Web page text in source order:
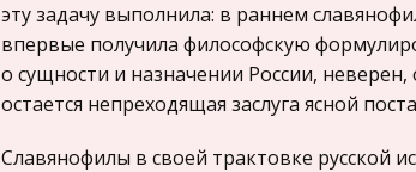
эту задачу выполнила: в раннем
впервые получила философскую
о сущности и назначении России,
остается непреходящая заслуга ясной
Славянофилы в своей трактовке русской